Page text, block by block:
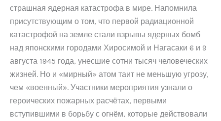
страшная ядерная катастрофа в мире. Напомнила
присутствующим о том, что первой радиационной
катастрофой на земле стали взрывы ядерных бомб
над японскими городами Хиросимой и Нагасаки 6 и 9
августа 1945 года, унесшие сотни тысяч человеческих
жизней. Но и «мирный» атом таит не меньшую угрозу,
чем «военный». Участники мероприятия узнали о
героических пожарных расчётах, первыми
вступившими в борьбу с огнём, которые действовали